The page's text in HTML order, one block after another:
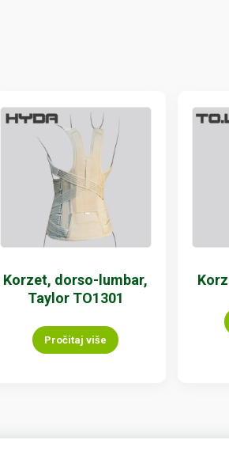
Korzet, dorso-lumbar,
Taylor TO1301
Pročitaj više